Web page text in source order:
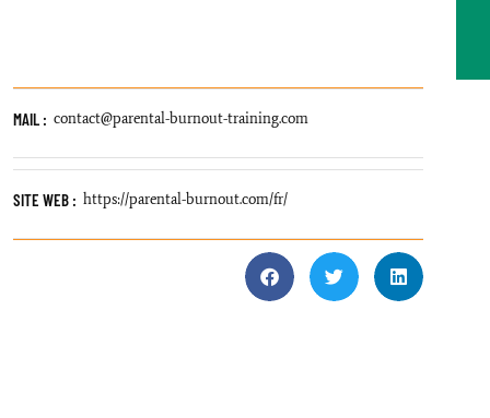
MAIL : contact@parental-burnout-training.com
SITE WEB : https://parental-burnout.com/fr/